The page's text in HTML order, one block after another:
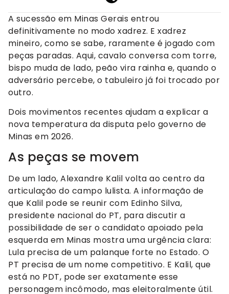
A sucessão em Minas Gerais entrou
definitivamente no modo xadrez. E xadrez
mineiro, como se sabe, raramente é jogado com
peças paradas. Aqui, cavalo conversa com torre,
bispo muda de lado, peão vira rainha e, quando o
adversário percebe, o tabuleiro já foi trocado por
outro.
Dois movimentos recentes ajudam a explicar a
nova temperatura da disputa pelo governo de
Minas em 2026.
As peças se movem
De um lado, Alexandre Kalil volta ao centro da
articulação do campo lulista. A informação de
que Kalil pode se reunir com Edinho Silva,
presidente nacional do PT, para discutir a
possibilidade de ser o candidato apoiado pela
esquerda em Minas mostra uma urgência clara:
Lula precisa de um palanque forte no Estado. O
PT precisa de um nome competitivo. E Kalil, que
está no PDT, pode ser exatamente esse
personagem incômodo, mas eleitoralmente útil.